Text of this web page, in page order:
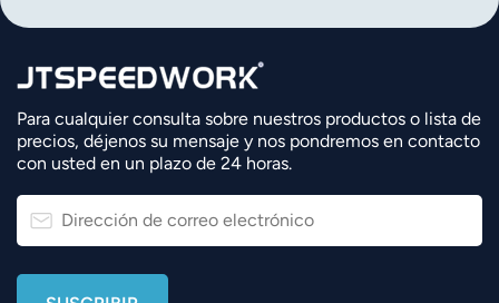
Para cualquier consulta sobre nuestros productos o lista de
precios, déjenos su mensaje y nos pondremos en contacto
con usted en un plazo de 24 horas.